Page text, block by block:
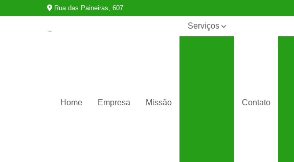
Rua das Paineiras, 607
Home Empresa Missão
Serviços
Contato